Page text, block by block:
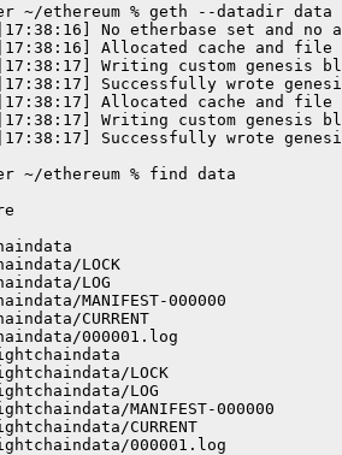
~/ethereum % geth --datadir
No etherbase set and
Allocated cache and file
Writing custom genesis
Successfully wrote
Allocated cache and file
Writing custom genesis
Successfully wrote
~/ethereum % find data
LOCK
LOG
MANIFEST-000000
CURRENT
000001.log
LOCK
LOG
MANIFEST-000000
CURRENT
000001.log